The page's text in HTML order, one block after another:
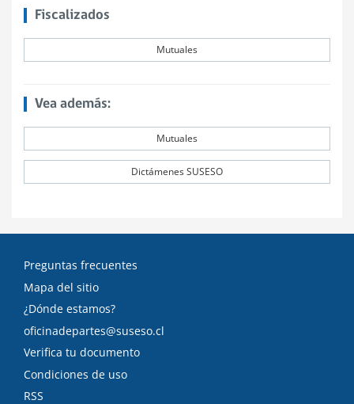
Fiscalizados
Mutuales
Vea además:
Mutuales
Dictámenes SUSESO
Preguntas frecuentes
Mapa del sitio
¿Dónde estamos?
oficinadepartes@suseso.cl
Verifica tu documento
Condiciones de uso
RSS